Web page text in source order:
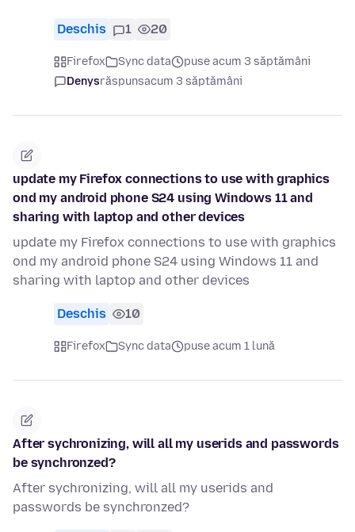
Deschis 1 20
Firefox Sync data
puse acum 3 săptămâni
Denysrăspunsacum 3 săptămâni
update my Firefox connections to use with graphics
ond my android phone S24 using Windows 11 and
sharing with laptop and other devices
update my Firefox connections to use with graphics
ond my android phone S24 using Windows 11 and
sharing with laptop and other devices
Deschis 10
Firefox Sync data puse acum 1 lună
After sychronizing, will all my userids and passwords
be synchronzed?
After sychronizing, will all my userids and
passwords be synchronzed?